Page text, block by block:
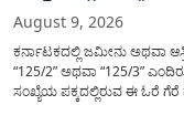
August 9, 2026
ಕರ್ನಾಟಕದಲ್ಲಿ ಜಮೀನು ಅಥವಾ
“125/2” ಅಥವಾ “125/3”
ಸಂಖ್ಯೆಯ ಪಕ್ಕದಲ್ಲಿರುವ ಈ ಓರೆ ಗೆರೆ